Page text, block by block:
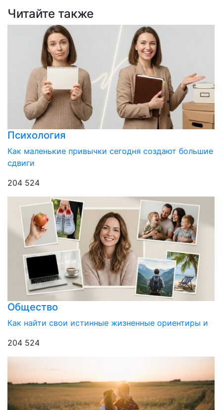
Читайте также
Психология
Как маленькие привычки сегодня создают большие
сдвиги
204 524
Общество
Как найти свои истинные жизненные ориентиры и
204 524